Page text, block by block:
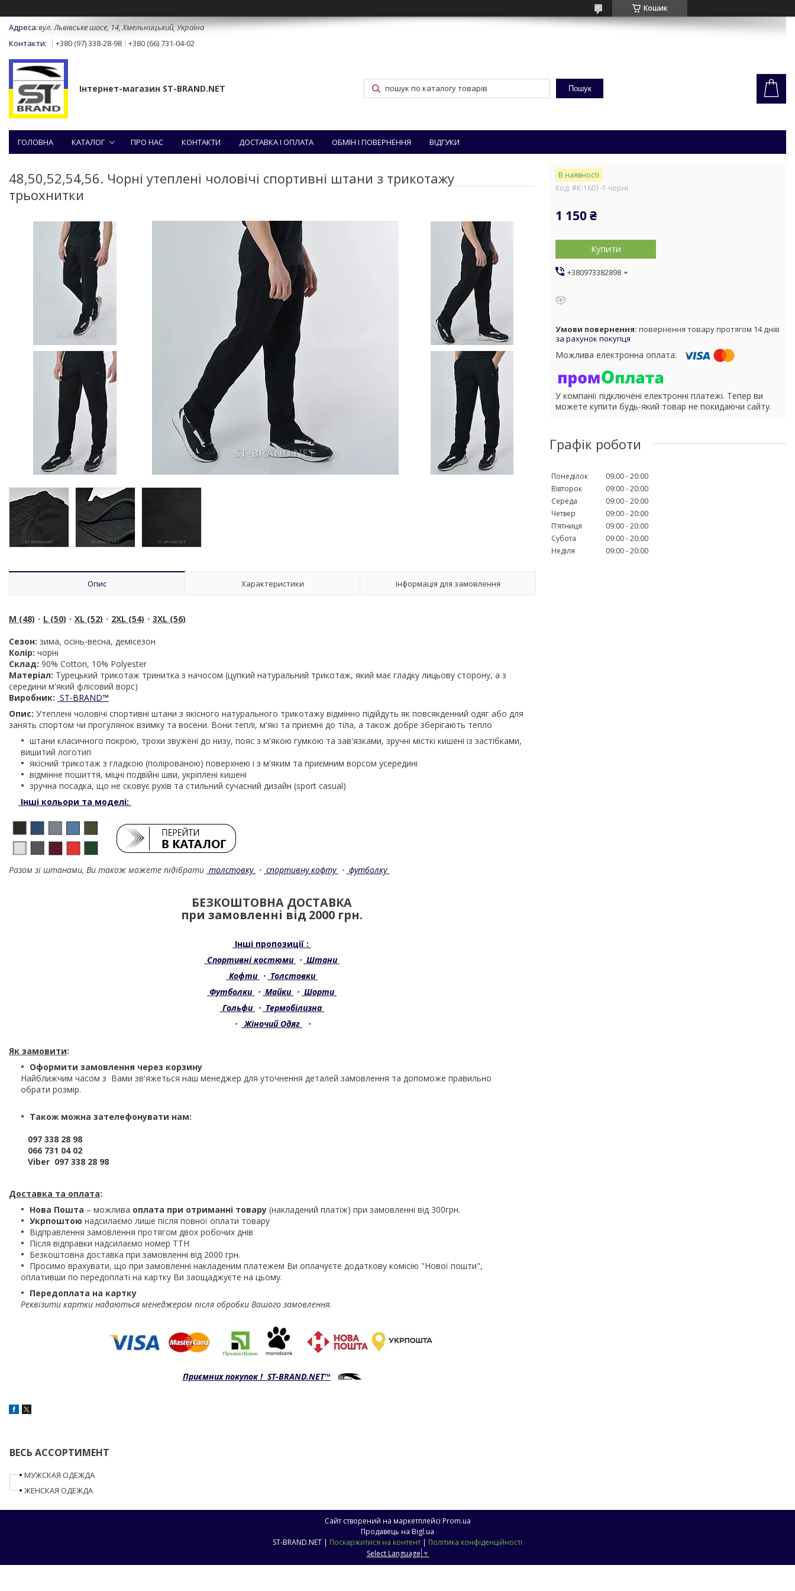
Кошик
вул. Львівське шосе, 14, Хмельницький, Україна
+380 (97) 338-28-98
+380 (66) 731-04-02
Інтернет-магазин ST-BRAND.NET Пошук
ГОЛОВНА КАТАЛОГ ПРО НАС КОНТАКТИ ДОСТАВКА І ОПЛАТА ОБМІН І ПОВЕРНЕННЯ ВІДГУКИ
48,50,52,54,56. Чорні утеплені чоловічі спортивні штани з трикотажу
трьохнитки
Опис Характеристики Інформація для замовлення
M (48) ・ L (50) ・ XL (52) ・ 2XL (54) ・ 3XL (56)
Сезон: зима, осінь-весна, демісезон
Колір: чорні
Склад: 90% Cotton, 10% Polyester
Матеріал: Турецький трикотаж тринитка з начосом (цупкий натуральний трикотаж, який має гладку лицьову сторону, а з
середини м'який флісовий ворс)
Виробник: ST-BRAND™
Опис: Утеплені чоловічі спортивні штани з якісного натурального трикотажу відмінно підійдуть як повсякденний одяг або для
занять спортом чи прогулянок взимку та восени. Вони теплі, м'які та приємні до тіла, а також добре зберігають тепло
штани класичного покрою, трохи звужені до низу, пояс з м'якою гумкою та зав'язками, зручні місткі кишені із застібками,
вишитий логотип
якісний трикотаж з гладкою (полірованою) поверхнею і з м'яким та приємним ворсом усередині
відмінне пошиття, міцні подвійні шви, укріплені кишені
зручна посадка, що не сковує рухів та стильний сучасний дизайн (sport casual)
Інші кольори та моделі:
Разом зі штанами, Ви також можете підібрати толстовку ・ спортивну кофту ・ футболку
БЕЗКОШТОВНА ДОСТАВКА
при замовленні від 2000 грн.
Інші пропозиції :
Спортивні костюми ・ Штани
Кофти ・ Толстовки
Футболки ・ Майки ・ Шорти
Гольфи ・ Термобілизна
・ Жіночий Одяг ・
Як замовити:
Оформити замовлення через корзину
Найближчим часом з Вами зв'яжеться наш менеджер для уточнення деталей замовлення та допоможе правильно
обрати розмір.
Також можна зателефонувати нам:
097 338 28 98
066 731 04 02
Viber 097 338 28 98
Доставка та оплата:
Нова Пошта – можлива оплата при отриманні товару (накладений платіж) при замовленні від 300грн.
Укрпоштою надсилаємо лише після повної оплати товару
Відправлення замовлення протягом двох робочих днів
Після відправки надсилаємо номер ТТН
Безкоштовна доставка при замовленні від 2000 грн.
Просимо врахувати, що при замовленні накладеним платежем Ви оплачуєте додаткову комісію "Нової пошти",
оплативши по передоплаті на картку Ви заощаджуєте на цьому.
Передоплата на картку
Реквізити картки надаються менеджером після обробки Вашого замовлення.
Приємних покупок ! ST-BRAND.NET™
В наявності
Код: #К-1601-1 чорні
1 150 ₴
Купити
+380973382898
повернення товару протягом 14 днів
за рахунок покупця
У компанії підключені електронні платежі. Тепер ви
можете купити будь-який товар не покидаючи сайту.
Графік роботи
Понеділок 09:00 20:00
Вівторок
09:00 20:00
Середа
09:00 20:00
Четвер
09:00 20:00
Пʼятниця
09:00 20:00
Субота
09:00 20:00
Неділя
09:00 20:00
ВЕСЬ АССОРТИМЕНТ
МУЖСКАЯ ОДЕЖДА
ЖЕНСКАЯ ОДЕЖДА
Сайт створений на маркетплейсі Prom.ua
Продавець на Bigl.ua
ST-BRAND.NET | Поскаржитися на контент | Політика конфіденційності
Select Language ▼